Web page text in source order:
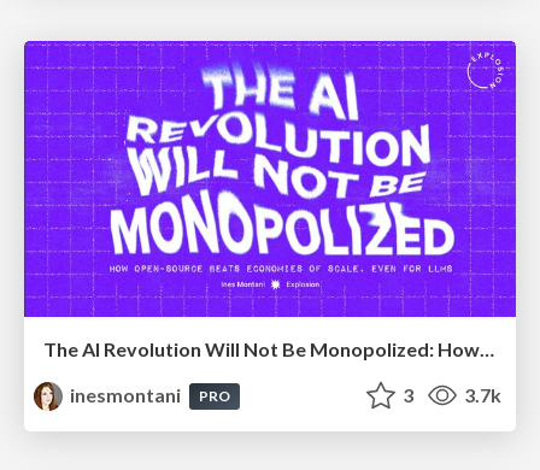
The AI Revolution Will Not Be Monopolized: How open-source beats economies of scale, even for LLMs
inesmontani
PRO 3 3.7k